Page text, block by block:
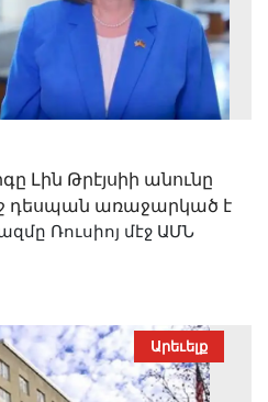
Լին Թրէյսիի անունը
դեսպան առաջարկած է
Ռուսիոյ մէջ ԱՄՆ
Արեւելք